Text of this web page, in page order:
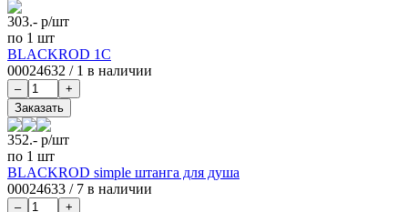
303.- р/шт
по 1 шт
BLACKROD 1С
00024632 / 1 в наличии
352.- р/шт
по 1 шт
BLACKROD simple штанга для душа
00024633 / 7 в наличии